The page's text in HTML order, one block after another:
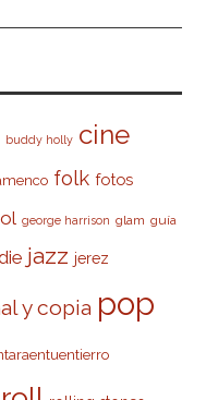
buddy holly cine
folk fotos
george harrison glam guía
jazz jerez
y copia pop